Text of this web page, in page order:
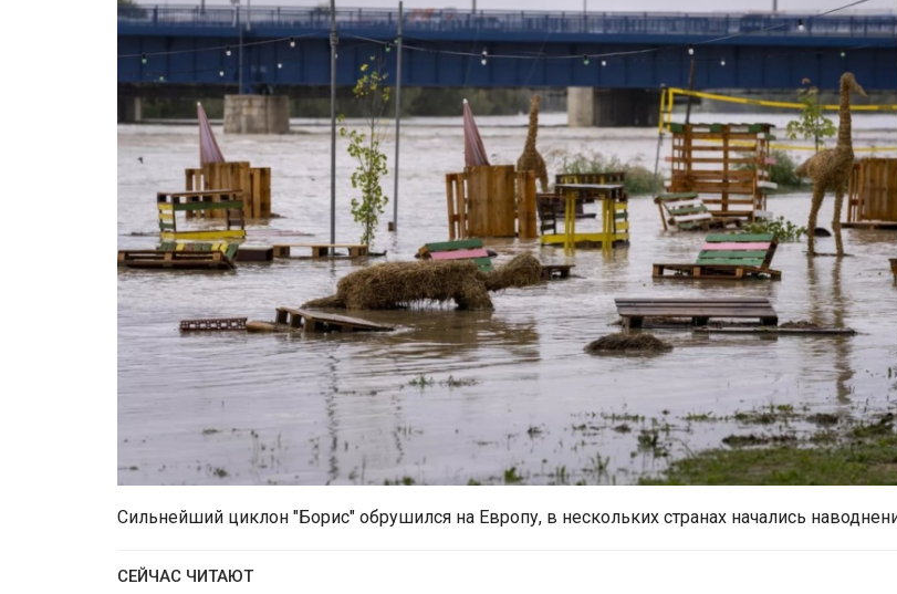
Сильнейший циклон "Борис" обрушился на Европу, в нескольких странах начались
СЕЙЧАС ЧИТАЮТ